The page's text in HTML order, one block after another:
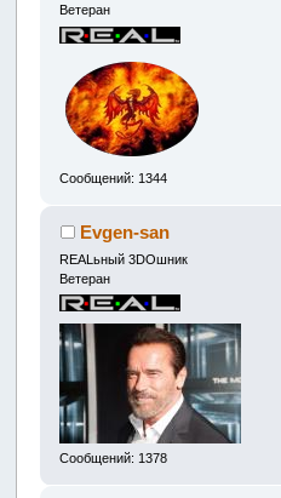
Ветеран
Сообщений: 1344
Evgen-san
REALьный 3DOшник
Ветеран
Сообщений: 1378